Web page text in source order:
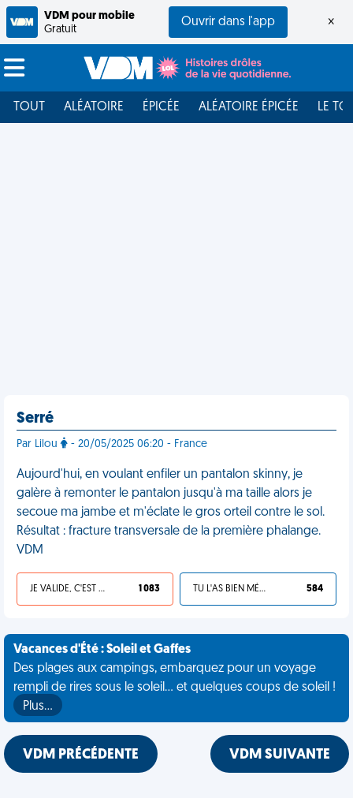
VDM pour mobile
Gratuit
Ouvrir dans l'app ×
TOUT ALÉATOIRE ÉPICÉE ALÉATOIRE ÉPICÉE LE
Serré
Par Lilou - 20/05/2025 06:20 - France
Aujourd'hui, en voulant enfiler un pantalon skinny, je
galère à remonter le pantalon jusqu'à ma taille alors je
secoue ma jambe et m'éclate le gros orteil contre le sol.
Résultat : fracture transversale de la première phalange.
VDM
JE VALIDE, C'EST UNE VDM 1 083 TU L'AS BIEN MÉRITÉ 584
Vacances d'Été : Soleil et Gaffes
Des plages aux campings, embarquez pour un voyage
rempli de rires sous le soleil... et quelques coups de soleil !
Plus…
VDM PRÉCÉDENTE VDM SUIVANTE